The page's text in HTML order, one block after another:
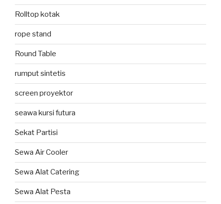
Rolltop kotak
rope stand
Round Table
rumput sintetis
screen proyektor
seawa kursi futura
Sekat Partisi
Sewa Air Cooler
Sewa Alat Catering
Sewa Alat Pesta